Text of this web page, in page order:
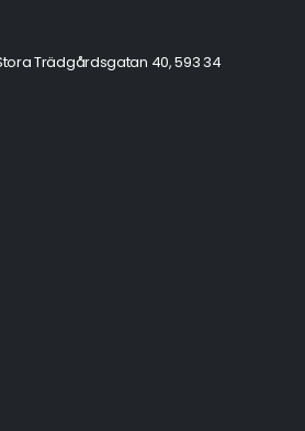
Trädgårdsgatan 40, 593 34